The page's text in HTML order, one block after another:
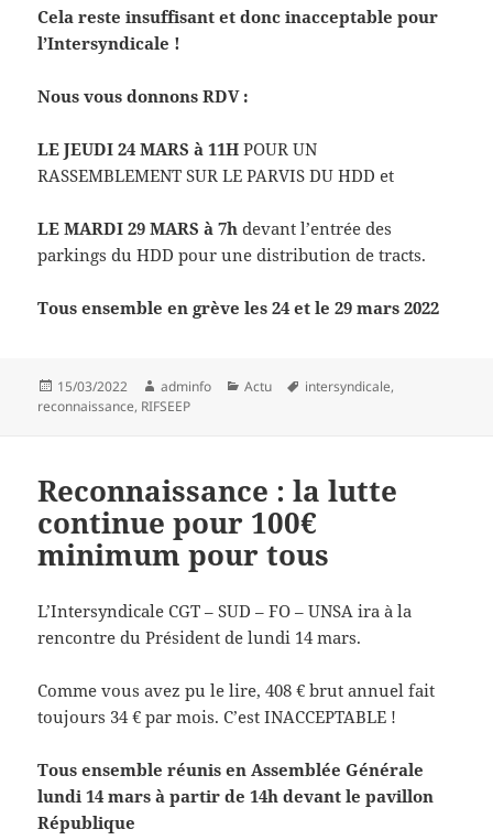
Cela reste insuffisant et donc inacceptable pour
l’Intersyndicale !
Nous vous donnons RDV :
LE JEUDI 24 MARS à 11HPOUR UN
RASSEMBLEMENT SUR LE PARVIS DU HDD et
LE MARDI 29 MARS à 7h devant l’entrée des
parkings du HDD pour une distribution de tracts.
Tous ensemble en grève les 24 et le 29 mars 2022
Publié
le
15/03/2022 Auteur
adminfo Catégories
Actu
Mots-
intersyndicale,
reconnaissance, RIFSEEP
Reconnaissance : la lutte
continue pour 100€
minimum pour tous
L’Intersyndicale CGT – SUD – FO – UNSA ira à la
rencontre du Président de lundi 14 mars.
Comme vous avez pu le lire, 408 € brut annuel fait
toujours 34 € par mois. C’est INACCEPTABLE !
Tous ensemble réunis en Assemblée Générale
lundi 14 mars à partir de 14h devant le pavillon
République